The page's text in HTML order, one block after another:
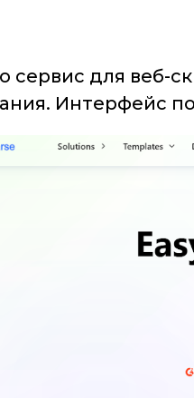
сервис для веб-
Интерфейс